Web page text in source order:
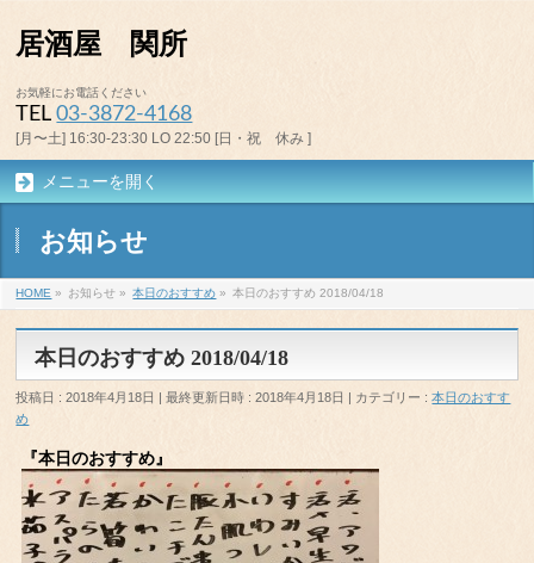
居酒屋 関所
お気軽にお電話ください
TEL03-3872-4168
[月〜土] 16:30-23:30 LO 22:50 [日・祝 休み ]
メニューを開く
お知らせ
HOME » お知らせ » 本日のおすすめ » 本日のおすすめ 2018/04/18
本日のおすすめ 2018/04/18
投稿日 : 2018年4月18日 最終更新日時 : 2018年4月18日 カテゴリー :本日のおすす
め
『本日のおすすめ』